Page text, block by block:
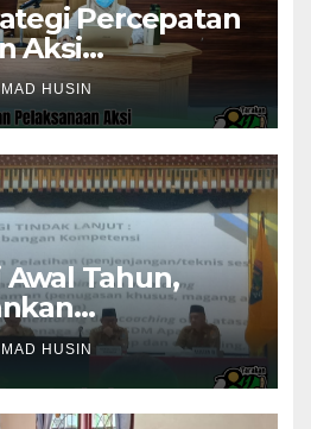
Percepatan
Aksi
Penurunan
HUSIN
Tahun,
Aset dan
HUSIN